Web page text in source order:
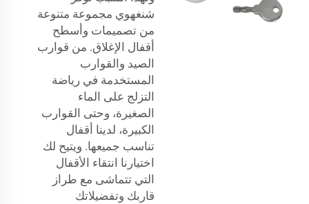
شنغهوي مجموعة متنوعة
من تصميمات وأسطح
أقفال الإغلاق. من قوارب
الصيد والقوارب
المستخدمة في رياضة
التزلج على الماء
الصغيرة، وحتى القوارب
الكبيرة، لدينا أقفال
تناسب جميعها. ويتيح لك
اختيارنا انتقاء الأقفال
التي تتماشى مع طراز
قاربك وتفضيلاتك